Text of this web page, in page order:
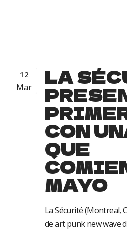
12
Mar LA
CON
QUE
MAYO
La Sécurité (Montreal,
de art punk new wave